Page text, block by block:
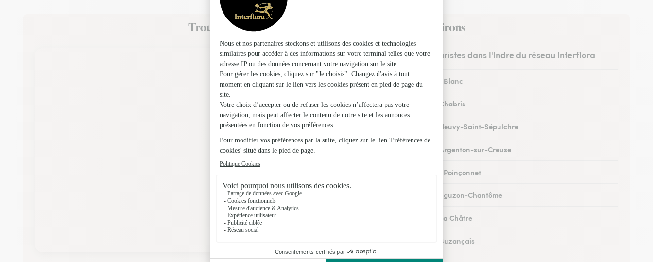
Trouvez un fleuriste Interflora à Vineuil et dans ses environs
Les fleuristes dans l'Indre du réseau Interflora
Fleuristes au Blanc
Fleuristes à Chabris
Fleuristes à Neuvy-Saint-Sépulchre
Fleuristes à Argenton-sur-Creuse
Fleuristes au Poinçonnet
Fleuristes à Éguzon-Chantôme
Fleuristes à La Châtre
Fleuristes à Buzançais